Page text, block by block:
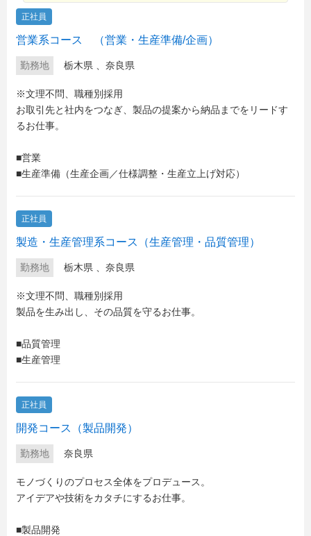
正社員
営業系コース （営業・生産準備/企画）
勤務地 栃木県 奈良県
※文理不問、職種別採用
お取引先と社内をつなぎ、製品の提案から納品までをリードす
るお仕事。
■営業
■生産準備（生産企画／仕様調整・生産立上げ対応）
正社員
製造・生産管理系コース（生産管理・品質管理）
勤務地 栃木県 奈良県
※文理不問、職種別採用
製品を生み出し、その品質を守るお仕事。
■品質管理
■生産管理
正社員
開発コース（製品開発）
勤務地 奈良県
モノづくりのプロセス全体をプロデュース。
アイデアや技術をカタチにするお仕事。
■製品開発